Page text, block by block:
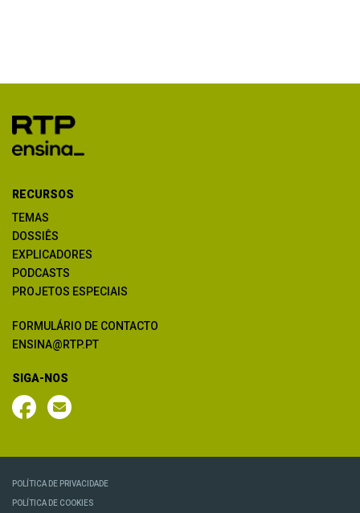
RECURSOS
TEMAS
DOSSIÊS
EXPLICADORES
PODCASTS
PROJETOS ESPECIAIS
FORMULÁRIO DE CONTACTO
ENSINA@RTP.PT
SIGA-NOS
POLÍTICA DE PRIVACIDADE
POLÍTICA DE COOKIES